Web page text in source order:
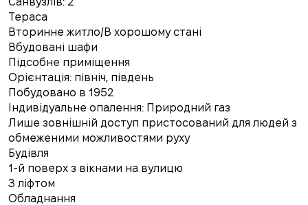
Тераса
Вторинне житло/В хорошому стані
Вбудовані шафи
Підсобне приміщення
Орієнтація: північ, південь
Побудовано в 1952
Індивідуальне опалення: Природний газ
Лише зовнішній доступ пристосований для людей з
обмеженими можливостями руху
Будівля
1-й поверх з вікнами на вулицю
З ліфтом
Обладнання